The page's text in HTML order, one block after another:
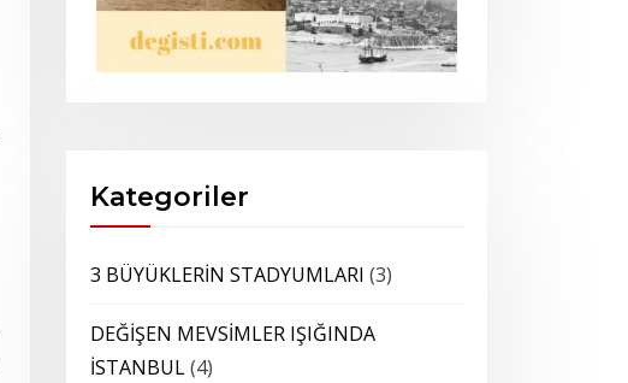
Kategoriler
3 BÜYÜKLERİN STADYUMLARI (3)
DEĞİŞEN MEVSİMLER IŞIĞINDA
İSTANBUL(4)